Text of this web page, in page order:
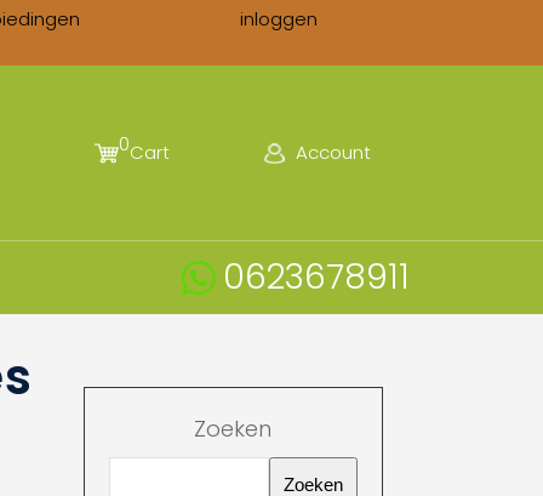
inloggen
Cart
0 Account
0623678911
Zoeken
Zoeken